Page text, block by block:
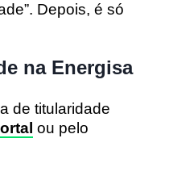
Depois, é só
na Energisa
de titularidade
ou pelo